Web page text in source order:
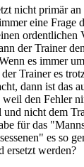
nicht primär
eine Frage
ordentlichen
der Trainer
es immer
Trainer es
dann ist das
den Fehler
und nicht dem
für das
es so
ersetzt werden?